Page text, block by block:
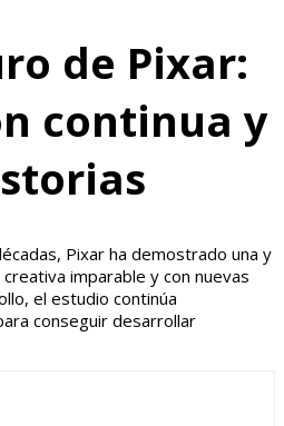
de Pixar:
continua y
Pixar ha demostrado una y
imparable y con nuevas
el estudio continúa
conseguir desarrollar